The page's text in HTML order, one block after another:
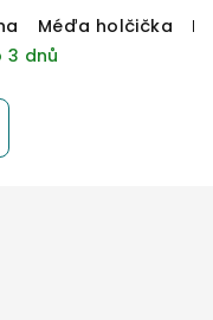
Méďa holčička
3 dnů